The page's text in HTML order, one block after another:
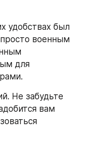
удобствах был
военным
для
Не забудьте
вам